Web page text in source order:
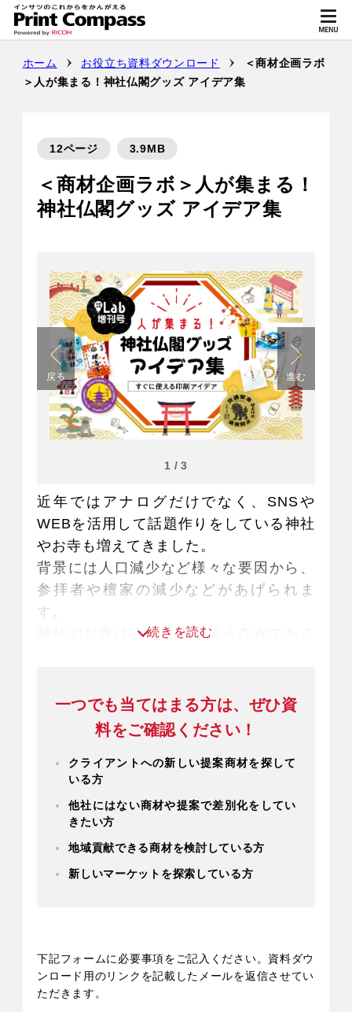
ホーム お役立ち資料ダウンロード
＜商材企画ラボ
＞人が集まる！神社仏閣グッズ アイデア集
12ページ 3.9MB
＜商材企画ラボ＞人が集まる！
神社仏閣グッズ アイデア集
戻る 進む
1 / 3
近年ではアナログだけでなく、SNSや
WEBを活用して話題作りをしている神社
やお寺も増えてきました。
背景には人口減少など様々な要因から、
参拝者や檀家の減少などがあげられま
す。
神社やお寺は人々に寄り添う存在である
そうした神社やお寺の悩みを印刷のチカ
ラで解決してみませんか？
人が集まる、また来たくなる、人にシェ
アしたくなるアイテムで地域貢献や参拝
客の体験価値UPの提案を！
印刷会社のみなさまがすぐに実践できる
アイデアですので、ぜひご活用くださ
い！
ご希望がありましたら、ぜひ併せてお問
い合わせくださいませ。
続きを読む
一つでも当てはまる方は、ぜひ資
料をご確認ください！
クライアントへの新しい提案商材を探して
いる方
他社にはない商材や提案で差別化をしてい
きたい方
地域貢献できる商材を検討している方
新しいマーケットを探索している方
下記フォームに必要事項をご記入ください。資料ダウ
ンロード用のリンクを記載したメールを返信させてい
ただきます。